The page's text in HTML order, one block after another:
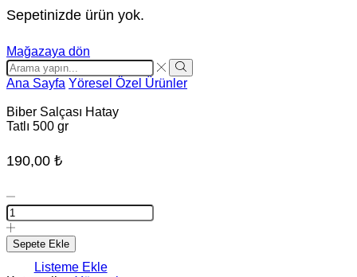
Sepetinizde ürün yok.
Mağazaya dön
Search
input
Search
Ana Sayfa Yöresel Özel Ürünler
Biber Salçası Hatay
Tatlı 500 gr
190,00 ₺
Biber
Salçası
Hatay
Tatlı
500
Sepete Ekle
Listeme Ekle